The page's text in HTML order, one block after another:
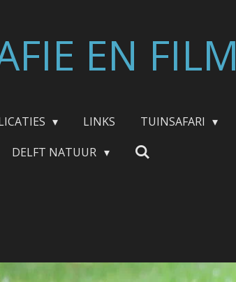
EN FILM
LINKS TUINSAFARI
DELFT NATUUR